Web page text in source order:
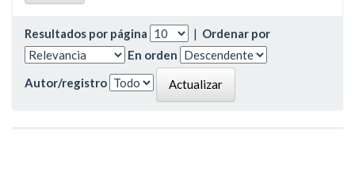
Resultados por página | Ordenar por
En orden
Autor/registro